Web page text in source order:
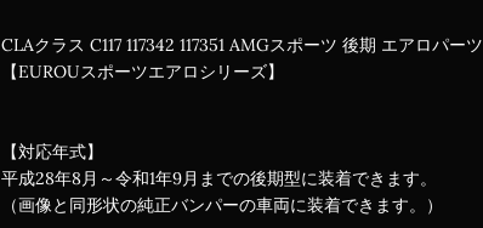
CLAクラス C117 117342 117351 AMGスポーツ 後期 エアロパーツ
【EUROUスポーツエアロシリーズ】
【対応年式】
平成28年8月～令和1年9月までの後期型に装着できます。
（画像と同形状の純正バンパーの車両に装着できます。）